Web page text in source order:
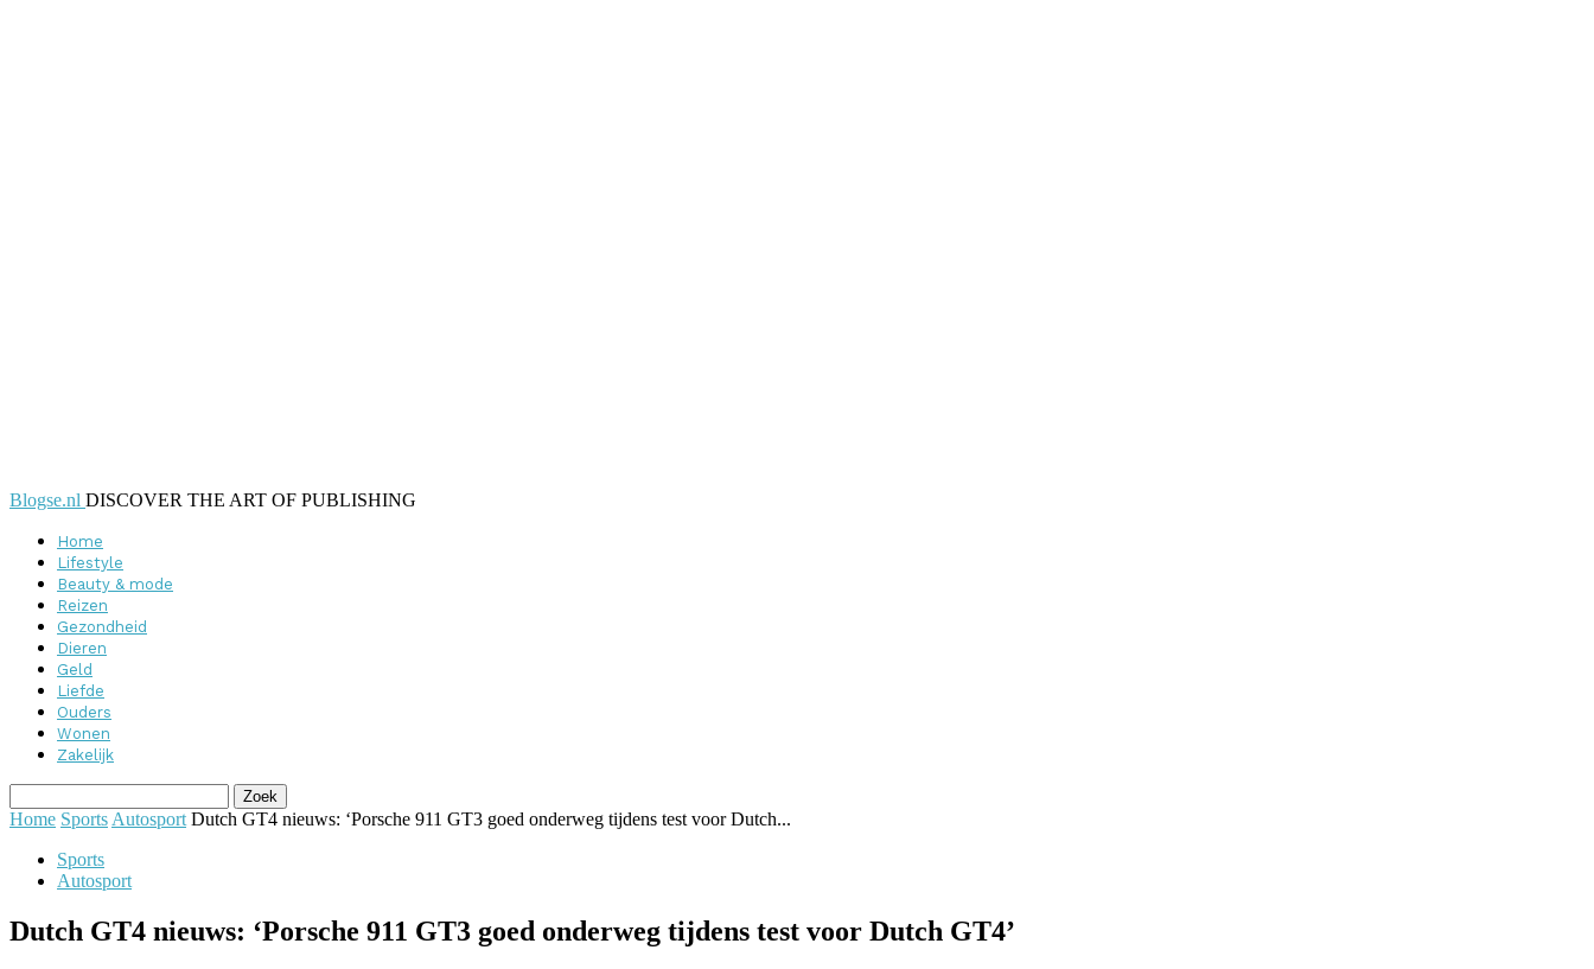
Blogse.nl DISCOVER THE ART OF PUBLISHING
Home
Lifestyle
Beauty & mode
Reizen
Gezondheid
Dieren
Geld
Liefde
Ouders
Wonen
Zakelijk
Home Sports Autosport Dutch GT4 nieuws: ‘Porsche 911 GT3 goed onderweg tijdens test voor Dutch...
Sports
Autosport
Dutch GT4 nieuws: ‘Porsche 911 GT3 goed onderweg tijdens test voor Dutch GT4’